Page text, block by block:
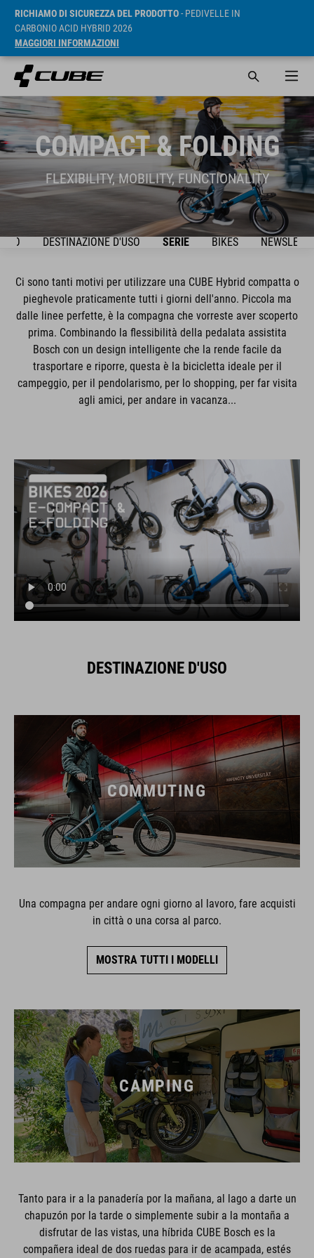
RICHIAMO DI SICUREZZA DEL PRODOTTO- PEDIVELLE IN
CARBONIO ACID HYBRID 2026
MAGGIORI INFORMAZIONI
COMPACT & FOLDING
FLEXIBILITY, MOBILITY, FUNCTIONALITY
DESTINAZIONE D'USO SERIE BIKES
Ci sono tanti motivi per utilizzare una CUBE Hybrid compatta o
pieghevole praticamente tutti i giorni dell'anno. Piccola ma
dalle linee perfette, è la compagna che vorreste aver scoperto
prima. Combinando la flessibilità della pedalata assistita
Bosch con un design intelligente che la rende facile da
trasportare e riporre, questa è la bicicletta ideale per il
campeggio, per il pendolarismo, per lo shopping, per far visita
agli amici, per andare in vacanza...
DESTINAZIONE D'USO
COMMUTING
Una compagna per andare ogni giorno al lavoro, fare acquisti
in città o una corsa al parco.
MOSTRA TUTTI I MODELLI
CAMPING
Tanto para ir a la panadería por la mañana, al lago a darte un
chapuzón por la tarde o simplemente subir a la montaña a
disfrutar de las vistas, una híbrida CUBE Bosch es la
compañera ideal de dos ruedas para ir de acampada, estés